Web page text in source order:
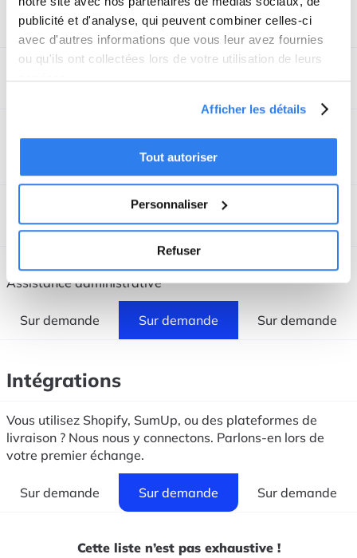
publicité et d'analyse, qui peuvent combiner celles-ci
avec d'autres informations que vous leur avez fournies
ou qu'ils ont collectées lors de votre utilisation de leurs
services.
Afficher les détails
Tout autoriser
Personnaliser
Refuser
À partir de
348.-/an
À partir de
348.-/an
*Options Salaires
29.- /mois/fiche
*Options Avancées
Reporting personnalisé, Tableaux de bord avancés,
Assistance administrative
Sur demande Sur demande Sur demande
Intégrations
Vous utilisez Shopify, SumUp, ou des plateformes de
livraison ? Nous nous y connectons. Parlons-en lors de
votre premier échange.
Sur demande Sur demande Sur demande
Cette liste n’est pas exhaustive !